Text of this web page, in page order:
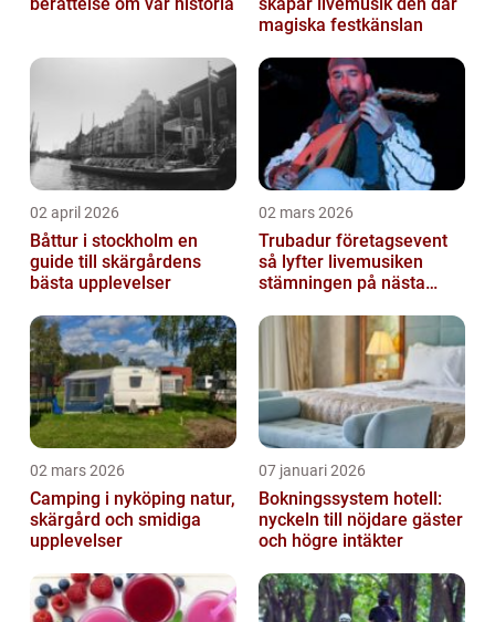
magiska festkänslan
02 april 2026
Båttur i stockholm en
guide till skärgårdens
bästa upplevelser
02 mars 2026
Trubadur företagsevent
så lyfter livemusiken
stämningen på nästa
02 mars 2026
Camping i nyköping natur,
skärgård och smidiga
upplevelser
07 januari 2026
Bokningssystem hotell:
nyckeln till nöjdare gäster
och högre intäkter